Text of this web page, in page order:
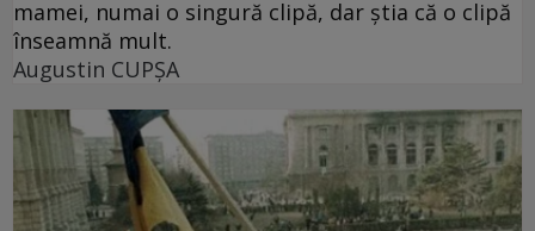
mamei, numai o singură clipă, dar știa că o clipă
înseamnă mult.
Augustin CUPȘA